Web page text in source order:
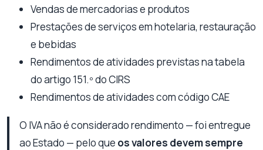
Vendas de mercadorias e produtos
Prestações de serviços em hotelaria, restauração
e bebidas
Rendimentos de atividades previstas na tabela
do artigo 151.º do CIRS
Rendimentos de atividades com código CAE
O IVA não é considerado rendimento — foi entregue
ao Estado — pelo que os valores devem sempre